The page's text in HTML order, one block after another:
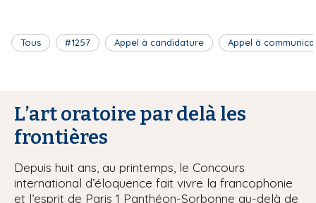
Tous #1257 Appel à candidature Appel à
L’art oratoire par delà les
frontières
Depuis huit ans, au printemps, le Concours
international d’éloquence fait vivre la francophonie
et l’esprit de Paris 1 Panthéon-Sorbonne au-delà de